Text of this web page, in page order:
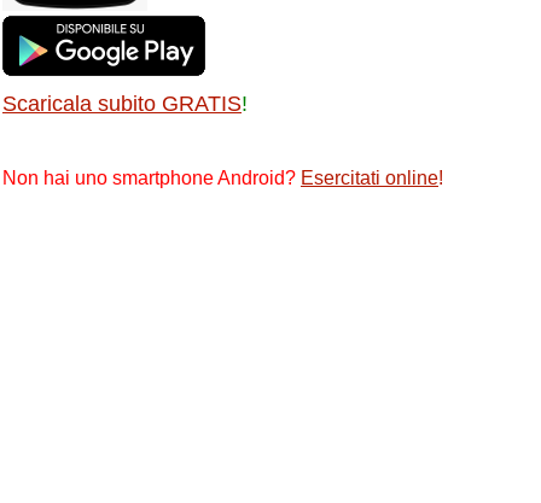
Scaricala subito GRATIS!
Non hai uno smartphone Android? Esercitati online!